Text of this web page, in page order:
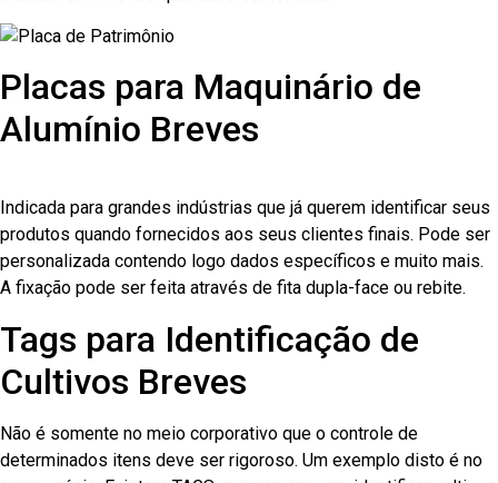
Placas para Maquinário de
Alumínio Breves
Indicada para grandes indústrias que já querem identificar seus
produtos quando fornecidos aos seus clientes finais. Pode ser
personalizada contendo logo dados específicos e muito mais.
A fixação pode ser feita através de fita dupla-face ou rebite.
Tags para Identificação de
Cultivos Breves
Não é somente no meio corporativo que o controle de
determinados itens deve ser rigoroso. Um exemplo disto é no